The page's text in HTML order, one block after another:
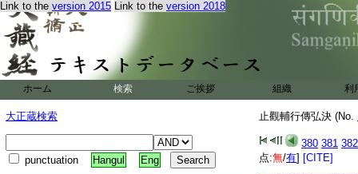
Link to the version 2015 Link to the version 2018
ホーム 検索 ご挨拶 組織 利
大正蔵検索
punctuation Hangul Eng
止觀輔行傳弘決 (No.
380 381 382
点:無/有] [CITE]
云發願者破邪願罪
若能下正釋圓位。
入品位。由此五法
由此五。一一品文
四信者。一者一念
者廣爲他説。四者
品之初。兩處隨喜
初品。第三品引文
者。此第三品觀行
心。觀心成就方行
即。故云旁行。至